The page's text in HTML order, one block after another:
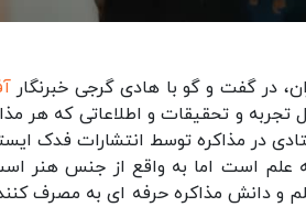
در گفت و گو با هادی گرجی خبرنگار
تجربه و تحقیقات و اطلاعاتی که هر
در مذاکره توسط انتشارات فدک
علم است اما به واقع از جنس هنر
و دانش مذاکره حرفه ای به مصرف